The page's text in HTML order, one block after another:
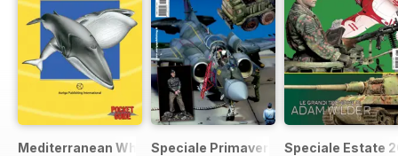
Mediterranean WhalewatchingSpeciale Primavera 2015Speciale Estate